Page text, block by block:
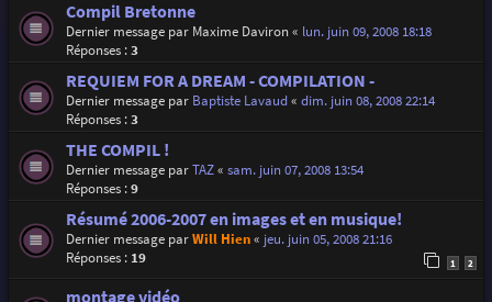
Compil Bretonne
Dernier message par Maxime Daviron« lun. juin 09, 2008 18:18
Réponses :3
REQUIEM FOR A DREAM - COMPILATION -
Dernier message par Baptiste Lavaud« dim. juin 08, 2008 22:14
Réponses :3
THE COMPIL !
Dernier message parTAZ« sam. juin 07, 2008 13:54
Réponses :9
Résumé 2006-2007 en images et en musique!
Dernier message parWill Hien« jeu. juin 05, 2008 21:16
Réponses : 19 1 2
montage vidéo